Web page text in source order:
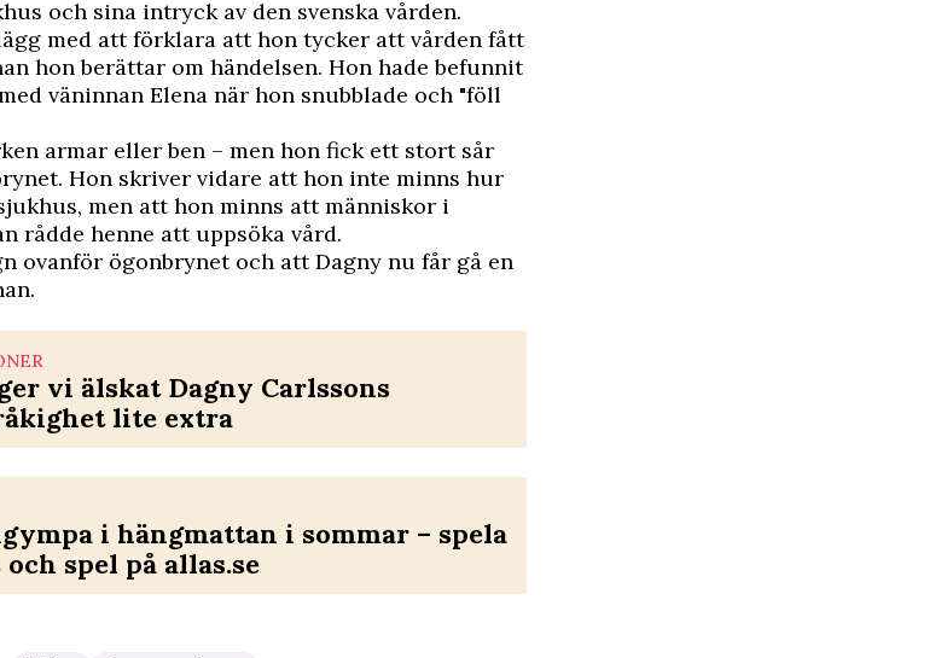
och sina intryck av den svenska vården.
med att förklara att hon tycker att vården fått
hon berättar om händelsen. Hon hade befunnit
väninnan Elena när hon snubblade och "föll
armar eller ben – men hon fick ett stort sår
Hon skriver vidare att hon inte minns hur
men att hon minns att människor i
rådde henne att uppsöka vård.
ovanför ögonbrynet och att Dagny nu får gå en
vi älskat Dagny Carlssons
lite extra
i hängmattan i sommar – spela
spel på allas.se